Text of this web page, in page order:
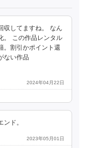
収してますね。 なん
。 この作品レンタル
。割引かポイント還
ない作品
2024年04月22日
ド。
2023年05月01日